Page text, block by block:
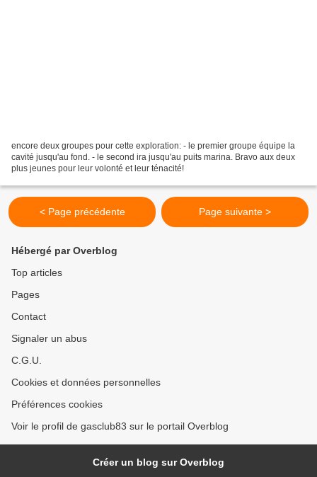
encore deux groupes pour cette exploration: - le premier groupe équipe la
cavité jusqu'au fond. - le second ira jusqu'au puits marina. Bravo aux deux
plus jeunes pour leur volonté et leur ténacité!
< Page précédente Page suivante >
Hébergé par Overblog
Top articles
Pages
Contact
Signaler un abus
C.G.U.
Cookies et données personnelles
Préférences cookies
Voir le profil de gasclub83 sur le portail Overblog
Créer un blog sur Overblog